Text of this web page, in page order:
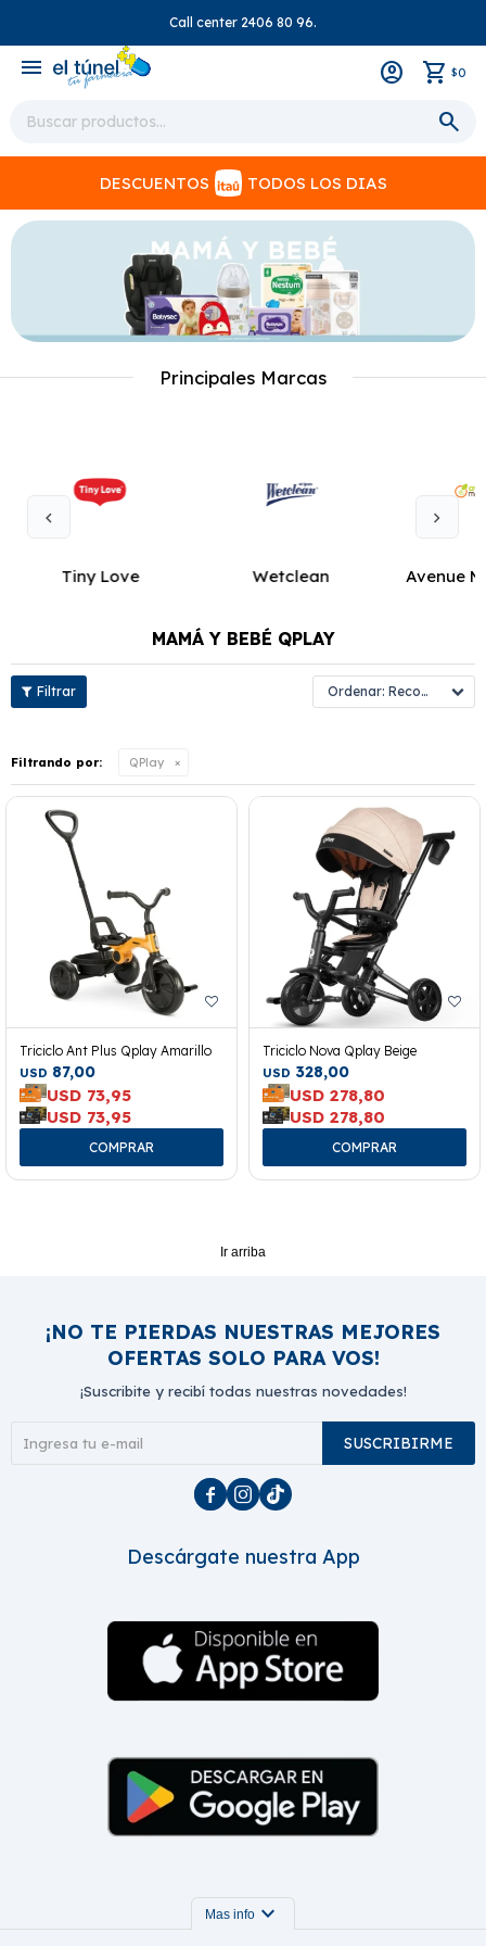
Call center 2406 80 96.
menu $0
DESCUENTOS TODOS LOS DIAS
Principales Marcas
Tiny Love Wetclean Avenue
MAMÁ Y BEBÉ QPLAY
Recomendados
Filtrando por: QPlay
Triciclo Ant Plus Qplay Amarillo
USD 87,00
USD 73,95
USD 73,95
Triciclo Nova Qplay Beige
USD 328,00
USD 278,80
USD 278,80
Ir arriba
¡NO TE PIERDAS NUESTRAS MEJORES
OFERTAS SOLO PARA VOS!
¡Suscribite y recibí todas nuestras novedades!
SUSCRIBIRME
  
Descárgate nuestra App
Mas info expand_more
close